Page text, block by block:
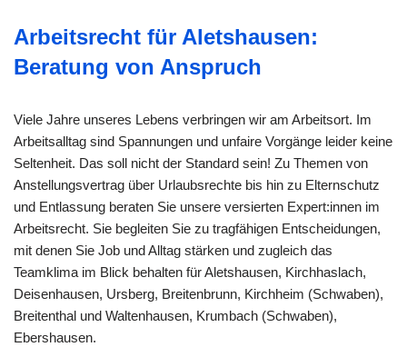
Arbeitsrecht für Aletshausen:
Beratung von Anspruch
Viele Jahre unseres Lebens verbringen wir am Arbeitsort. Im
Arbeitsalltag sind Spannungen und unfaire Vorgänge leider keine
Seltenheit. Das soll nicht der Standard sein! Zu Themen von
Anstellungsvertrag über Urlaubsrechte bis hin zu Elternschutz
und Entlassung beraten Sie unsere versierten Expert:innen im
Arbeitsrecht. Sie begleiten Sie zu tragfähigen Entscheidungen,
mit denen Sie Job und Alltag stärken und zugleich das
Teamklima im Blick behalten für Aletshausen, Kirchhaslach,
Deisenhausen, Ursberg, Breitenbrunn, Kirchheim (Schwaben),
Breitenthal und Waltenhausen, Krumbach (Schwaben),
Ebershausen.